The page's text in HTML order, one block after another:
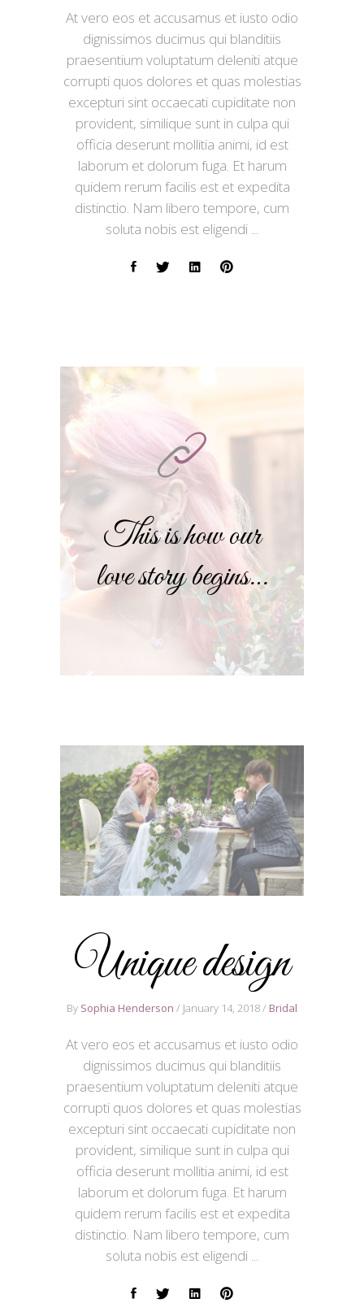
At vero eos et accusamus et iusto odio
dignissimos ducimus qui blanditiis
praesentium voluptatum deleniti atque
corrupti quos dolores et quas molestias
excepturi sint occaecati cupiditate non
provident, similique sunt in culpa qui
officia deserunt mollitia animi, id est
laborum et dolorum fuga. Et harum
quidem rerum facilis est et expedita
distinctio. Nam libero tempore, cum
soluta nobis est eligendi
This is how our
love story begins…
Unique design
By Sophia Henderson January 14, 2018 Bridal
At vero eos et accusamus et iusto odio
dignissimos ducimus qui blanditiis
praesentium voluptatum deleniti atque
corrupti quos dolores et quas molestias
excepturi sint occaecati cupiditate non
provident, similique sunt in culpa qui
officia deserunt mollitia animi, id est
laborum et dolorum fuga. Et harum
quidem rerum facilis est et expedita
distinctio. Nam libero tempore, cum
soluta nobis est eligendi